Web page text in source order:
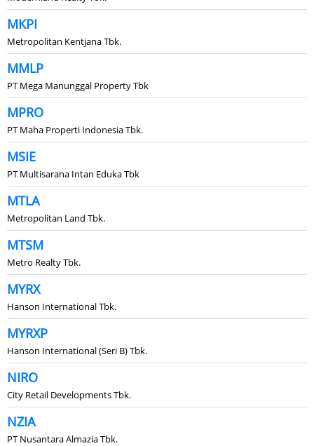
MKPI
Metropolitan Kentjana Tbk.
MMLP
PT Mega Manunggal Property Tbk
MPRO
PT Maha Properti Indonesia Tbk.
MSIE
PT Multisarana Intan Eduka Tbk
MTLA
Metropolitan Land Tbk.
MTSM
Metro Realty Tbk.
MYRX
Hanson International Tbk.
MYRXP
Hanson International (Seri B) Tbk.
NIRO
City Retail Developments Tbk.
NZIA
PT Nusantara Almazia Tbk.